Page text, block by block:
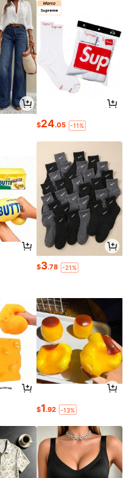
$24.05 -11%
$3.78 -21%
$1.92 -13%